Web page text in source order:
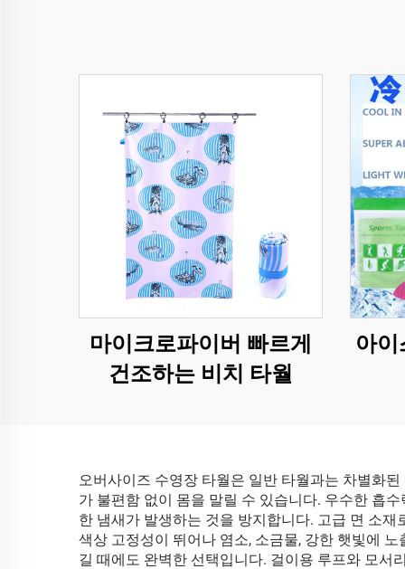
마이크로파이버 빠르게
건조하는 비치 타월
아
오버사이즈 수영장 타월은 일반 타월과는 차별화
가 불편함 없이 몸을 말릴 수 있습니다. 우수한 흡
한 냄새가 발생하는 것을 방지합니다. 고급 면 소
색상 고정성이 뛰어나 염소, 소금물, 강한 햇빛에
길 때에도 완벽한 선택입니다. 걸이용 루프와 모서